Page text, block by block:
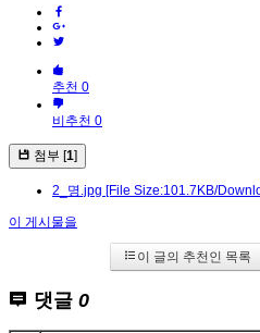
추천 0
비추천 0
첨부 [1]
2_명.jpg [File Size:101.7KB/
이 게시물을
이 글의 추천인 목록
댓글 0